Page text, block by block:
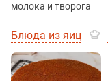
молока и творога
Блюда из яиц